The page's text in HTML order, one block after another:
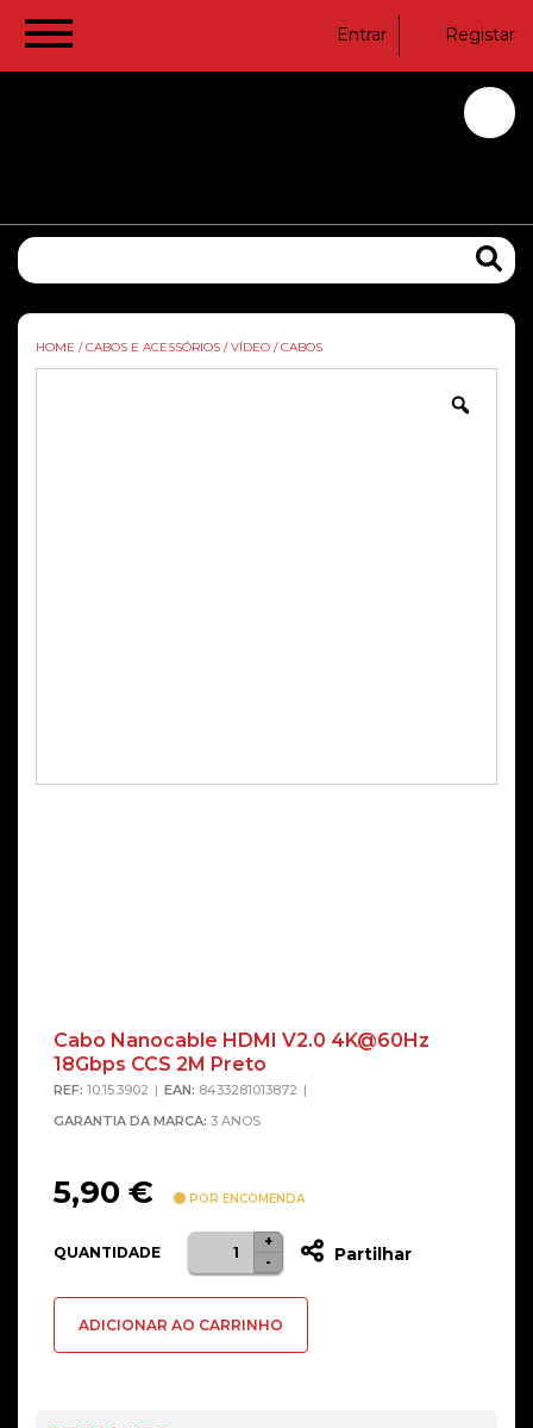
Entrar Registar
HOME / CABOS E ACESSÓRIOS / VÍDEO / CABOS
Cabo Nanocable HDMI V2.0 4K@60Hz
18Gbps CCS 2M Preto
REF: 10.15.3902 EAN: 8433281013872
GARANTIA DA MARCA: 3 ANOS
5,90 € POR ENCOMENDA
QUANTIDADE
Quantidade
de
Nanocable
-
+
Partilhar
ADICIONAR AO CARRINHO